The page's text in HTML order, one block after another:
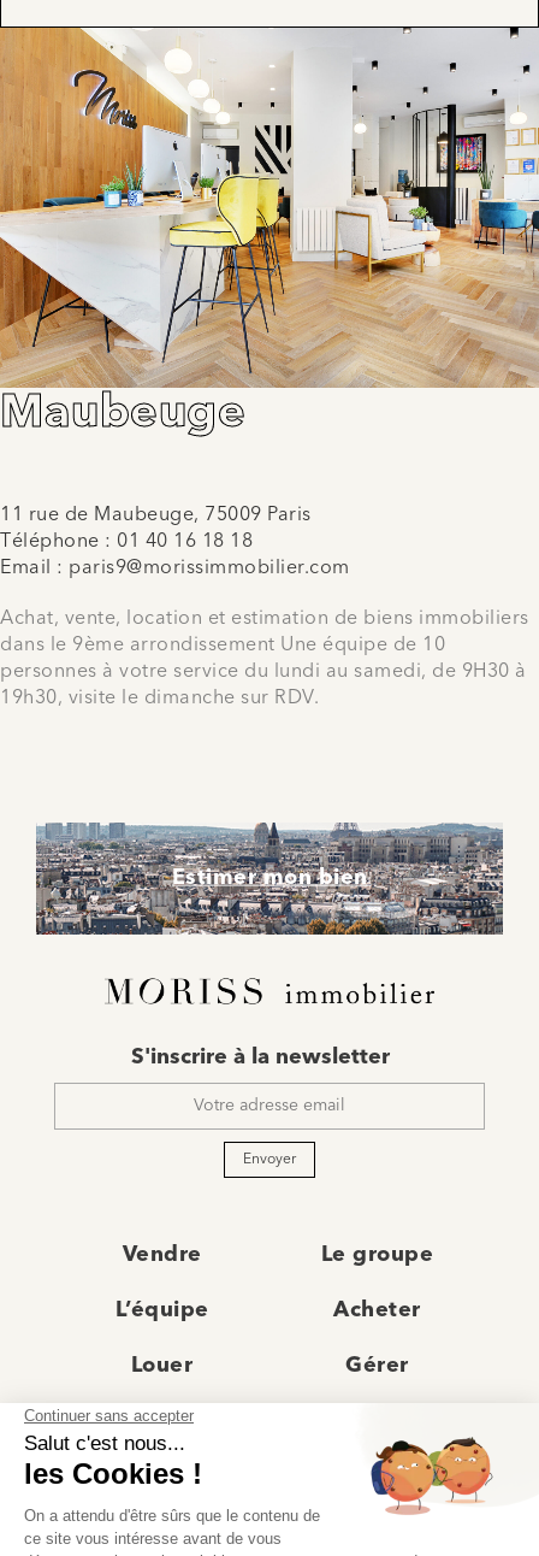
Maubeuge
11 rue de Maubeuge, 75009 Paris
Téléphone : 01 40 16 18 18
Email : paris9@morissimmobilier.com
Achat, vente, location et estimation de biens immobiliers
dans le 9ème arrondissement Une équipe de 10
personnes à votre service du lundi au samedi, de 9H30 à
19h30, visite le dimanche sur RDV.
Estimer mon bien
mail
S'inscrire à la newsletter
Envoyer
Vendre Le groupe
L’équipe Acheter
Louer Gérer
Actualités
Recrutement Avis clients
Prestige